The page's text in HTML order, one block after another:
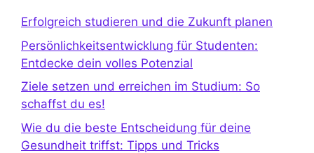
Erfolgreich studieren und die Zukunft planen
Persönlichkeitsentwicklung für Studenten:
Entdecke dein volles Potenzial
Ziele setzen und erreichen im Studium: So
schaffst du es!
Wie du die beste Entscheidung für deine
Gesundheit triffst: Tipps und Tricks